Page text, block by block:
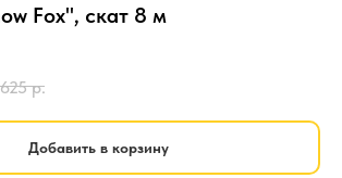
Fox", скат 8 м
р.
Добавить в корзину